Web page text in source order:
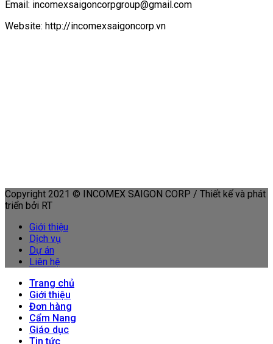
Email: incomexsaigoncorpgroup@gmail.com
Website: http://incomexsaigoncorp.vn
Copyright 2021 © INCOMEX SAIGON CORP / Thiết kế và phát
triển bởi RT
Giới thiệu
Dịch vụ
Dự án
Liên hệ
Trang chủ
Giới thiệu
Đơn hàng
Cẩm Nang
Giáo dục
Tin tức